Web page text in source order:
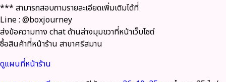
*** สามารถสอบถามรายละเอียดเพิ่มเติมได้ที่
Line : @boxjourney
ส่งข้อความทาง chat ด้านล่างมุมขวาที่หน้าเว็บไซต์
ซื้อสินค้าที่หน้าร้าน สาขาศรีสมาน
ดูแผนที่หน้าร้าน